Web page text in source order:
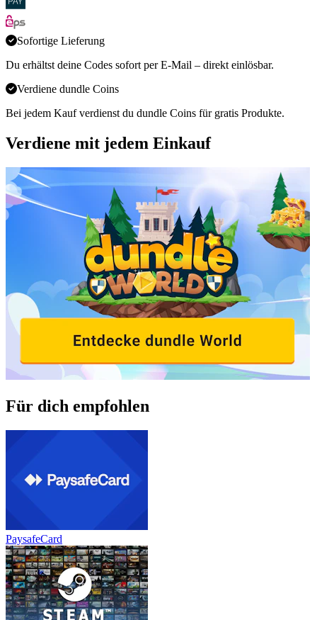
Sofortige Lieferung
Du erhältst deine Codes sofort per E-Mail – direkt einlösbar.
Verdiene dundle Coins
Bei jedem Kauf verdienst du dundle Coins für gratis Produkte.
Verdiene mit jedem Einkauf
Für dich empfohlen
PaysafeCard